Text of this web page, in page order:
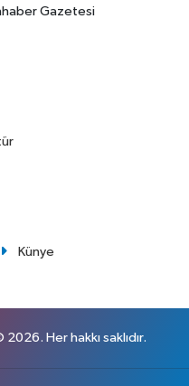
Gazetesi
Künye
Her hakkı saklıdır.